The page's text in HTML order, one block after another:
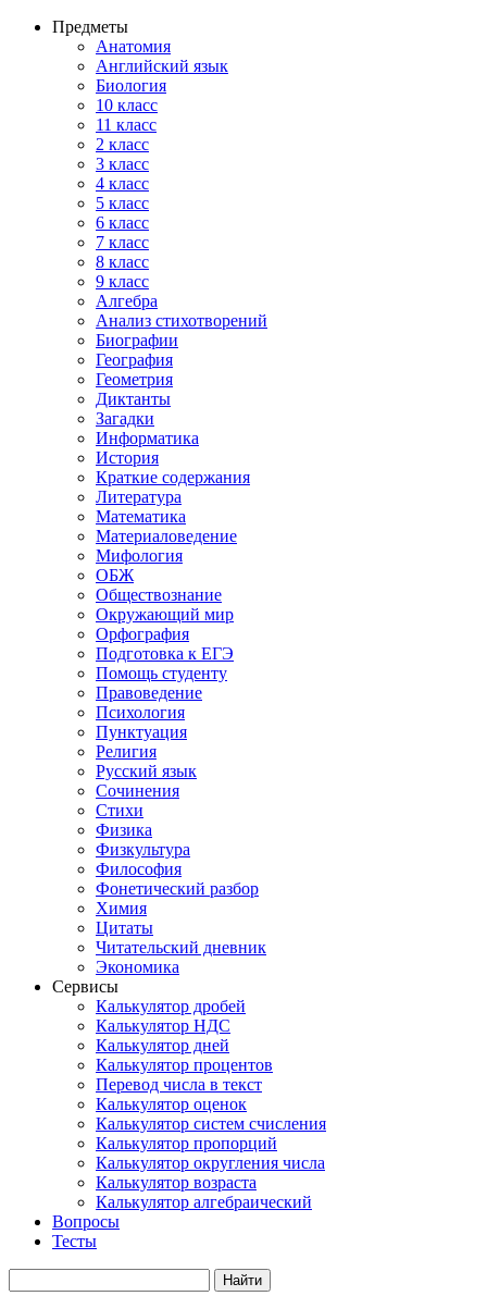
Предметы
Анатомия
Английский язык
Биология
10 класс
11 класс
2 класс
3 класс
4 класс
5 класс
6 класс
7 класс
8 класс
9 класс
Алгебра
Анализ стихотворений
Биографии
География
Геометрия
Диктанты
Загадки
Информатика
История
Краткие содержания
Литература
Математика
Материаловедение
Мифология
ОБЖ
Обществознание
Окружающий мир
Орфография
Подготовка к ЕГЭ
Помощь студенту
Правоведение
Психология
Пунктуация
Религия
Русский язык
Сочинения
Стихи
Физика
Физкультура
Философия
Фонетический разбор
Химия
Цитаты
Читательский дневник
Экономика
Сервисы
Калькулятор дробей
Калькулятор НДС
Калькулятор дней
Калькулятор процентов
Перевод числа в текст
Калькулятор оценок
Калькулятор систем счисления
Калькулятор пропорций
Калькулятор округления числа
Калькулятор возраста
Калькулятор алгебраический
Вопросы
Тесты
Найти